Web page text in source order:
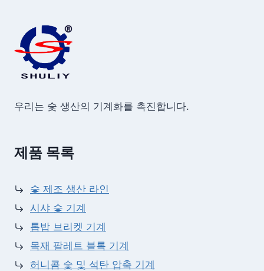
우리는 숯 생산의 기계화를 촉진합니다.
제품 목록
숯 제조 생산 라인
시샤 숯 기계
톱밥 브리켓 기계
목재 팔레트 블록 기계
허니콤 숯 및 석탄 압축 기계